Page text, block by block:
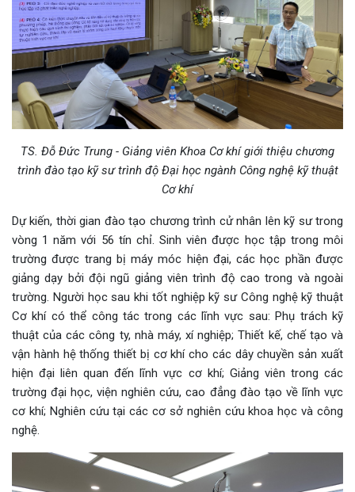
TS. Đỗ Đức Trung - Giảng viên Khoa Cơ khí giới thiệu chương
trình đào tạo kỹ sư trình độ Đại học ngành Công nghệ kỹ thuật
Cơ khí
Dự kiến, thời gian đào tạo chương trình cử nhân lên kỹ sư trong
vòng 1 năm với 56 tín chỉ. Sinh viên được học tập trong môi
trường được trang bị máy móc hiện đại, các học phần được
giảng dạy bởi đội ngũ giảng viên trình độ cao trong và ngoài
trường. Người học sau khi tốt nghiệp kỹ sư Công nghệ kỹ thuật
Cơ khí có thể công tác trong các lĩnh vực sau: Phụ trách kỹ
thuật của các công ty, nhà máy, xí nghiệp; Thiết kế, chế tạo và
vận hành hệ thống thiết bị cơ khí cho các dây chuyền sản xuất
hiện đại liên quan đến lĩnh vực cơ khí; Giảng viên trong các
trường đại học, viện nghiên cứu, cao đẳng đào tạo về lĩnh vực
cơ khí; Nghiên cứu tại các cơ sở nghiên cứu khoa học và công
nghệ.